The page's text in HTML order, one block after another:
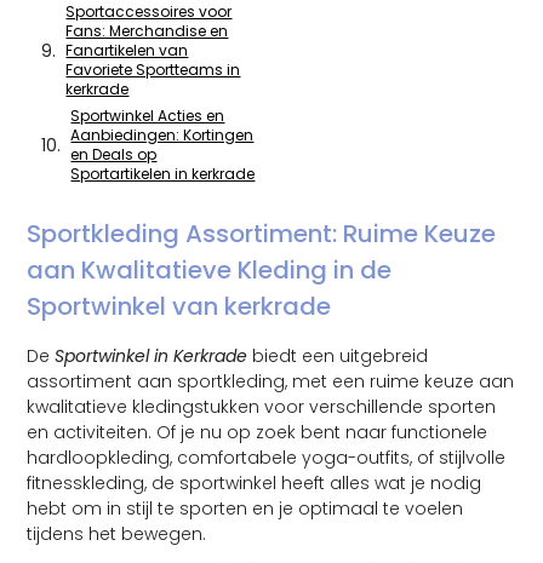
Sportaccessoires voor
Fans: Merchandise en
Fanartikelen van
Favoriete Sportteams in
kerkrade
Sportwinkel Acties en
Aanbiedingen: Kortingen
en Deals op
Sportartikelen in kerkrade
Sportkleding Assortiment: Ruime Keuze
aan Kwalitatieve Kleding in de
Sportwinkel van kerkrade
DeSportwinkel in Kerkrade biedt een uitgebreid
assortiment aan sportkleding, met een ruime keuze aan
kwalitatieve kledingstukken voor verschillende sporten
en activiteiten. Of je nu op zoek bent naar functionele
hardloopkleding, comfortabele yoga-outfits, of stijlvolle
fitnesskleding, de sportwinkel heeft alles wat je nodig
hebt om in stijl te sporten en je optimaal te voelen
tijdens het bewegen.